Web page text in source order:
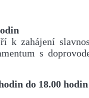
k zahájení
s
do 18.00 hodin